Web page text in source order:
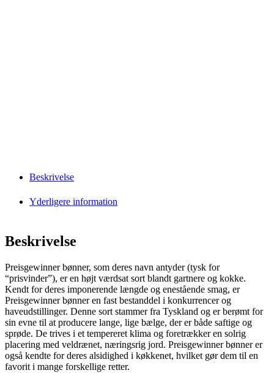
Beskrivelse
Yderligere information
Beskrivelse
Preisgewinner bønner, som deres navn antyder (tysk for
“prisvinder”), er en højt værdsat sort blandt gartnere og kokke.
Kendt for deres imponerende længde og enestående smag, er
Preisgewinner bønner en fast bestanddel i konkurrencer og
haveudstillinger. Denne sort stammer fra Tyskland og er berømt for
sin evne til at producere lange, lige bælge, der er både saftige og
sprøde. De trives i et tempereret klima og foretrækker en solrig
placering med veldrænet, næringsrig jord. Preisgewinner bønner er
også kendte for deres alsidighed i køkkenet, hvilket gør dem til en
favorit i mange forskellige retter.